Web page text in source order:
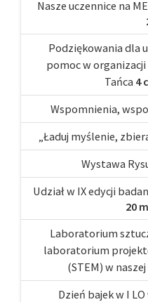
Nasze uczennice na
Podziękowania dla
pomoc w
Tańca 4
Wspomnienia,
„Ładuj myślenie,
Wystawa
Udział w IX edycji
20
Laboratorium
laboratorium
(STEM) w
Dzień bajek w I